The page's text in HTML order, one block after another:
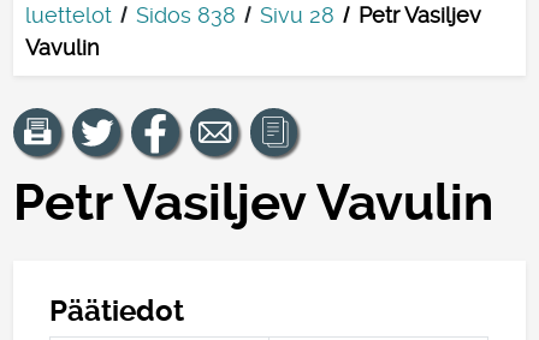
luettelot
Sidos 838 Sivu 28
Petr Vasiljev
Vavulin
Petr Vasiljev Vavulin
Päätiedot